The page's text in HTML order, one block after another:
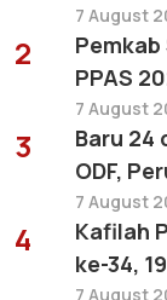
7 August
2
Pemkab
PPAS
7 August
3
Baru 24
ODF,
7 August
4
Kafilah
ke-34,
7 August